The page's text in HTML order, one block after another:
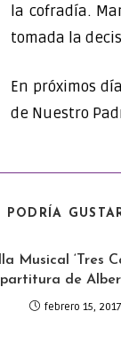
la cofradía.
tomada la
En próximos
de Nuestro
PODRÍA
Musical ‘Tres
de
febrero 15, 2017